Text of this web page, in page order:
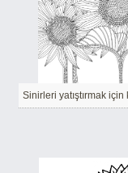
Sinirleri yatıştırmak